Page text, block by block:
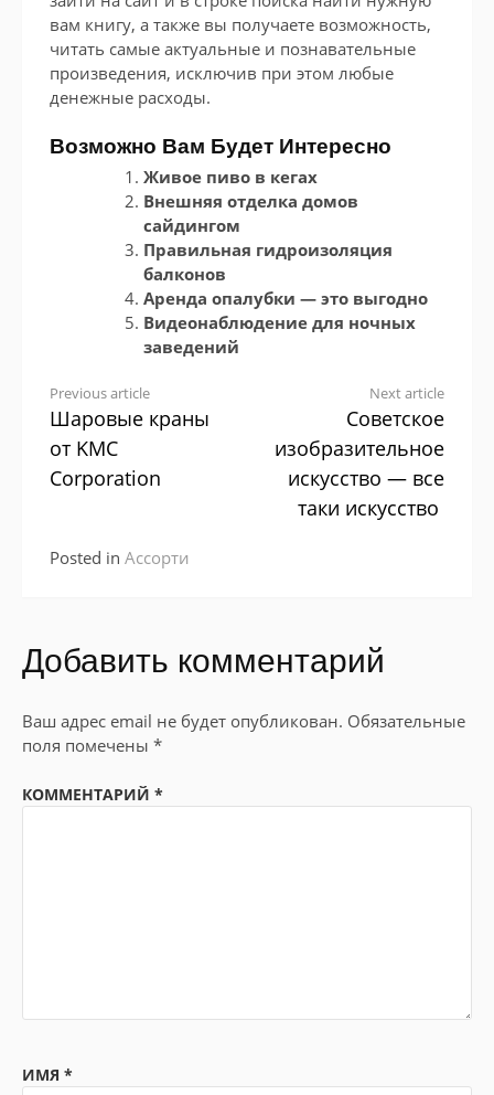
вам книгу, а также вы получаете возможность,
читать самые актуальные и познавательные
произведения, исключив при этом любые
денежные расходы.
Возможно Вам Будет Интересно
Живое пиво в кегах
Внешняя отделка домов
сайдингом
Правильная гидроизоляция
балконов
Аренда опалубки — это выгодно
Видеонаблюдение для ночных
заведений
Continue
Reading
Previous article
Шаровые краны
от KMC
Corporation
Next article
Советское
изобразительное
искусство — все
таки искусство
Posted in Ассорти
Добавить комментарий
Ваш адрес email не будет опубликован. Обязательные
поля помечены *
КОММЕНТАРИЙ *
ИМЯ *